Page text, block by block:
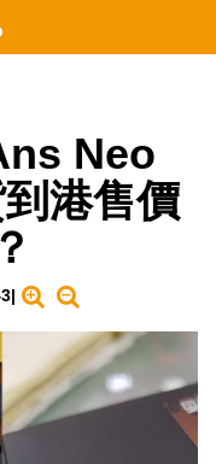
Neo
港售價
|